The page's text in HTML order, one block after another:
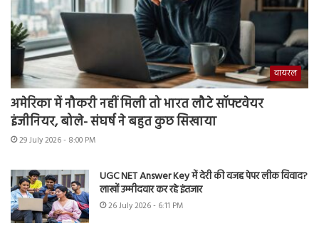
वायरल
अमेरिका में नौकरी नहीं मिली तो भारत लौटे सॉफ्टवेयर
इंजीनियर, बोले- संघर्ष ने बहुत कुछ सिखाया
29 July 2026 - 8:00 PM
UGC NET Answer Key में देरी की वजह पेपर लीक विवाद?
लाखों उम्मीदवार कर रहे इंतजार
26 July 2026 - 6:11 PM